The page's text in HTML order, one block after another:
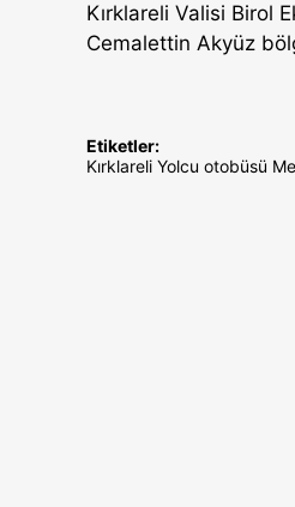
Kırklareli Valisi Birol
Cemalettin Akyüz
Etiketler:
Kırklareli Yolcu otobüsü